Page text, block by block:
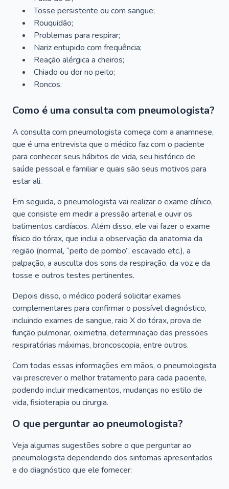
Tosse persistente ou com sangue;
Rouquidão;
Problemas para respirar;
Nariz entupido com frequência;
Reação alérgica a cheiros;
Chiado ou dor no peito;
Roncos.
Como é uma consulta com pneumologista?
A consulta com pneumologista começa com a anamnese,
que é uma entrevista que o médico faz com o paciente
para conhecer seus hábitos de vida, seu histórico de
saúde pessoal e familiar e quais são seus motivos para
estar ali.
Em seguida, o pneumologista vai realizar o exame clínico,
que consiste em medir a pressão arterial e ouvir os
batimentos cardíacos. Além disso, ele vai fazer o exame
físico do tórax, que inclui a observação da anatomia da
região (normal, “peito de pombo”, escavado etc.), a
palpação, a ausculta dos sons da respiração, da voz e da
tosse e outros testes pertinentes.
Depois disso, o médico poderá solicitar exames
complementares para confirmar o possível diagnóstico,
incluindo exames de sangue, raio X do tórax, prova de
função pulmonar, oximetria, determinação das pressões
respiratórias máximas, broncoscopia, entre outros.
Com todas essas informações em mãos, o pneumologista
vai prescrever o melhor tratamento para cada paciente,
podendo incluir medicamentos, mudanças no estilo de
vida, fisioterapia ou cirurgia.
O que perguntar ao pneumologista?
Veja algumas sugestões sobre o que perguntar ao
pneumologista dependendo dos sintomas apresentados
e do diagnóstico que ele fornecer: